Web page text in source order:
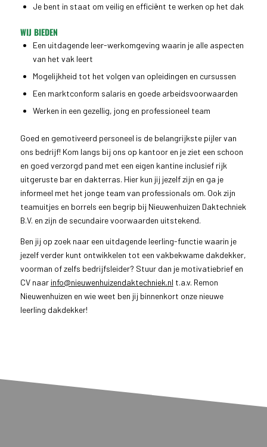
Je bent in staat om veilig en efficiënt te werken op het dak
WIJ BIEDEN
Een uitdagende leer-werkomgeving waarin je alle aspecten
van het vak leert
Mogelijkheid tot het volgen van opleidingen en cursussen
Een marktconform salaris en goede arbeidsvoorwaarden
Werken in een gezellig, jong en professioneel team
Goed en gemotiveerd personeel is de belangrijkste pijler van
ons bedrijf! Kom langs bij ons op kantoor en je ziet een schoon
en goed verzorgd pand met een eigen kantine inclusief rijk
uitgeruste bar en dakterras. Hier kun jij jezelf zijn en ga je
informeel met het jonge team van professionals om. Ook zijn
teamuitjes en borrels een begrip bij Nieuwenhuizen Daktechniek
B.V. en zijn de secundaire voorwaarden uitstekend.
Ben jij op zoek naar een uitdagende leerling-functie waarin je
jezelf verder kunt ontwikkelen tot een vakbekwame dakdekker,
voorman of zelfs bedrijfsleider? Stuur dan je motivatiebrief en
CV naar info@nieuwenhuizendaktechniek.nl t.a.v. Remon
Nieuwenhuizen en wie weet ben jij binnenkort onze nieuwe
leerling dakdekker!